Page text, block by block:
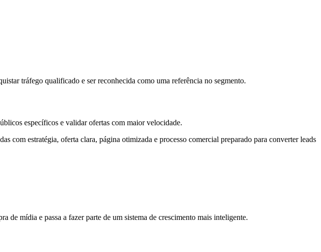
tráfego qualificado e ser reconhecida como uma referência no segmento.
específicos e validar ofertas com maior velocidade.
com estratégia, oferta clara, página otimizada e processo comercial preparado para converter leads
de mídia e passa a fazer parte de um sistema de crescimento mais inteligente.